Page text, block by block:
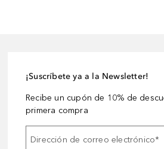
¡Suscríbete ya a la Newsletter!
Recibe un cupón de 10% de
primera compra
Dirección de correo electrónico*